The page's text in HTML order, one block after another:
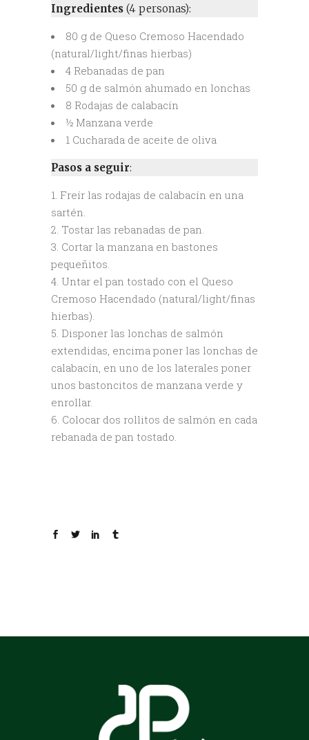
Ingredientes (4 personas):
80 g de Queso Cremoso Hacendado
(natural/light/finas hierbas)
4 Rebanadas de pan
50 g de salmón ahumado en lonchas
8 Rodajas de calabacín
½ Manzana verde
1 Cucharada de aceite de oliva
Pasos a seguir:
Freír las rodajas de calabacín en una
sartén.
Tostar las rebanadas de pan.
Cortar la manzana en bastones
pequeñitos.
Untar el pan tostado con el Queso
Cremoso Hacendado (natural/light/finas
hierbas).
Disponer las lonchas de salmón
extendidas, encima poner las lonchas de
calabacín, en uno de los laterales poner
unos bastoncitos de manzana verde y
enrollar.
Colocar dos rollitos de salmón en cada
rebanada de pan tostado.